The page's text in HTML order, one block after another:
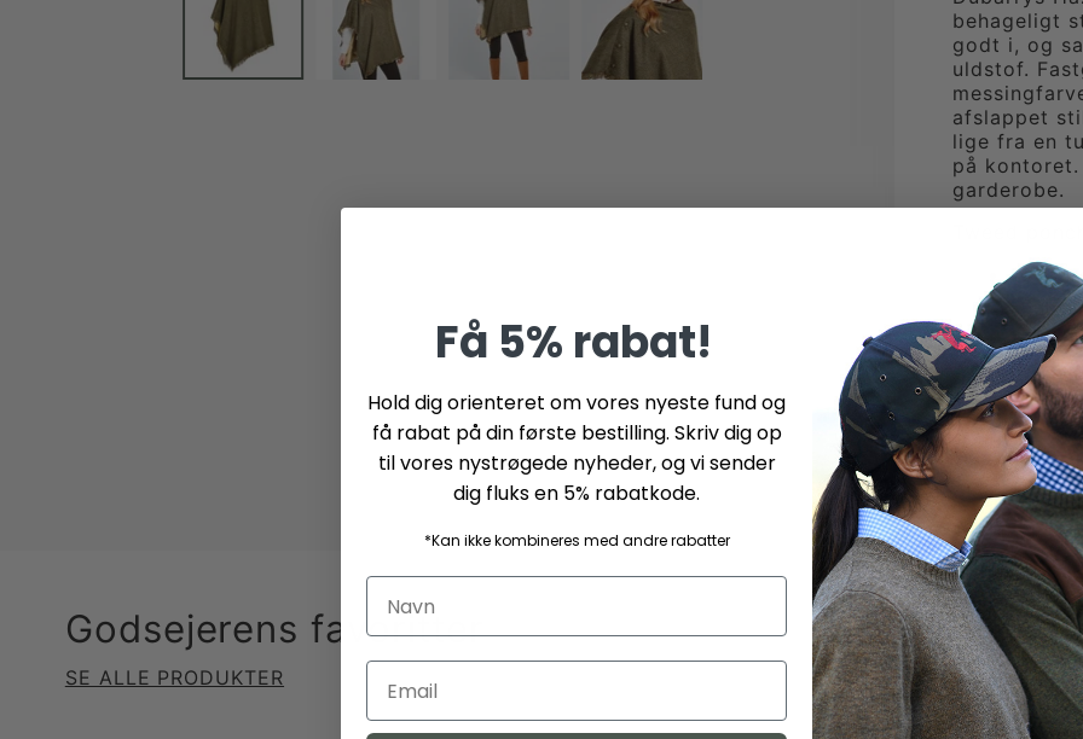
behageligt
godt i, og
uldstof.
afslappet
lige fra en
på
garderobe.
Tweed
100%
Stof
One
Fuldt
Godsejerens favoritter
SE ALLE PRODUKTER
Få 5% rabat!
Hold dig orienteret om vores nyeste fund og
få rabat på din første bestilling. Skriv dig op
til vores nystrøgede nyheder, og vi sender
dig fluks en 5% rabatkode.
*Kan ikke kombineres med andre rabatter